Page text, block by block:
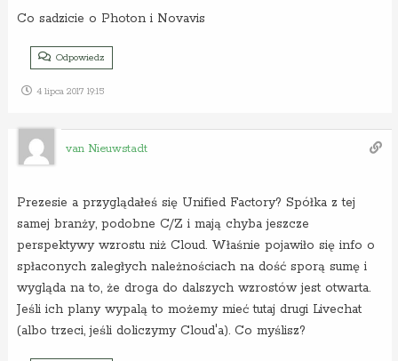
Co sadzicie o Photon i Novavis
Odpowiedz
4 lipca 2017 19:15
van Nieuwstadt
Prezesie a przyglądałeś się Unified Factory? Spółka z tej
samej branży, podobne C/Z i mają chyba jeszcze
perspektywy wzrostu niż Cloud. Właśnie pojawiło się info o
spłaconych zaległych należnościach na dość sporą sumę i
wygląda na to, że droga do dalszych wzrostów jest otwarta.
Jeśli ich plany wypalą to możemy mieć tutaj drugi Livechat
(albo trzeci, jeśli doliczymy Cloud'a). Co myślisz?